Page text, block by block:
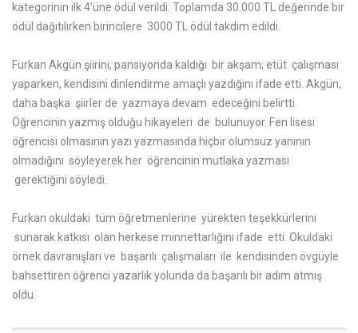
kategorinin ilk 4’üne ödül verildi. Toplamda 30.000 TL değerinde bir
ödül dağıtılırken birincilere 3000 TL ödül takdim edildi.
Furkan Akgün şiirini, pansiyonda kaldığı bir akşam; etüt çalışması
yaparken, kendisini dinlendirme amaçlı yazdığını ifade etti. Akgün,
daha başka şiirler de yazmaya devam edeceğini belirtti.
Öğrencinin yazmış olduğu hikayeleri de bulunuyor. Fen lisesi
öğrencisi olmasının yazı yazmasında hiçbir olumsuz yanının
olmadığını söyleyerek her öğrencinin mutlaka yazması
gerektiğini söyledi.
Furkan okuldaki tüm öğretmenlerine yürekten teşekkürlerini
sunarak katkısı olan herkese minnettarlığını ifade etti. Okuldaki
örnek davranışları ve başarılı çalışmaları ile kendisinden övgüyle
bahsettiren öğrenci yazarlık yolunda da başarılı bir adım atmış
oldu.